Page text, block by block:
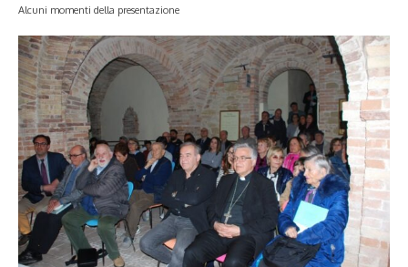
Alcuni momenti della presentazione